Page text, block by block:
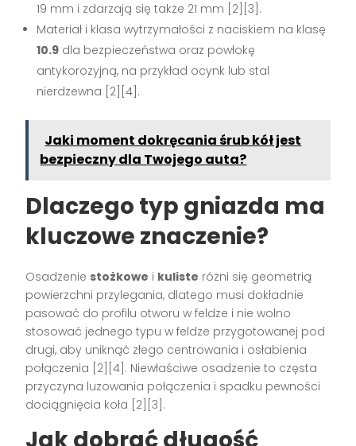
19 mm i zdarzają się także 21 mm [2][3].
Materiał i klasa wytrzymałości z naciskiem na klasę
10.9 dla bezpieczeństwa oraz powłokę
antykorozyjną, na przykład ocynk lub stal
nierdzewna [2][4].
Jaki moment dokręcania śrub kół jest
bezpieczny dla Twojego auta?
Dlaczego typ gniazda ma
kluczowe znaczenie?
Osadzenie stożkowe i kuliste różni się geometrią
powierzchni przylegania, dlatego musi dokładnie
pasować do profilu otworu w feldze i nie wolno
stosować jednego typu w feldze przygotowanej pod
drugi, aby uniknąć złego centrowania i osłabienia
połączenia [2][4]. Niewłaściwe osadzenie to częsta
przyczyna luzowania połączenia i spadku pewności
dociągnięcia koła [2][3].